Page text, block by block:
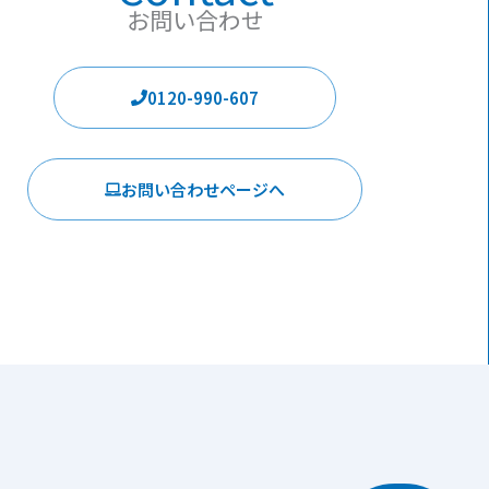
お問い合わせ
0120-990-607
お問い合わせページへ